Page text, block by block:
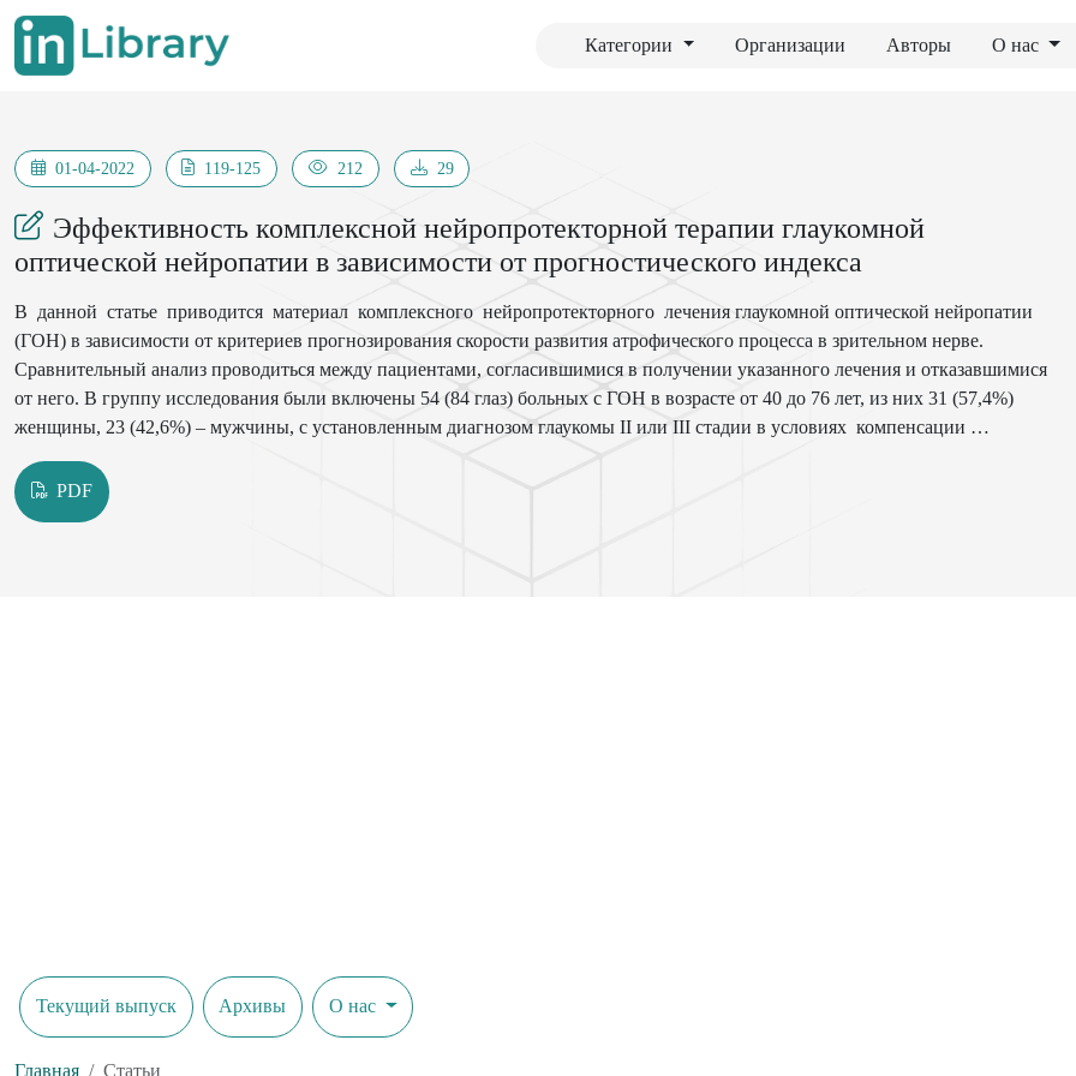
Категории Организации Авторы О нас
01-04-2022 119-125 212 29
Эффективность комплексной нейропротекторной терапии глаукомной
оптической нейропатии в зависимости от прогностического индекса
В данной статье приводится материал комплексного нейропротекторного лечения глаукомной оптической нейропатии
(ГОН) в зависимости от критериев прогнозирования скорости развития атрофического процесса в зрительном нерве.
Сравнительный анализ проводиться между пациентами, согласившимися в получении указанного лечения и отказавшимися
от него. В группу исследования были включены 54 (84 глаз) больных с ГОН в возрасте от 40 до 76 лет, из них 31 (57,4%)
женщины, 23 (42,6%) – мужчины, с установленным диагнозом глаукомы II или III стадии в условиях компенсации
служили достоверное улучшения зрительных функций и положительная структурная динамика по данным
томографического исследования, где определялись толщина слоя нервных волокон, соотношение экскавации/диску и
PDF
Текущий выпуск Архивы О нас
Главная Статьи